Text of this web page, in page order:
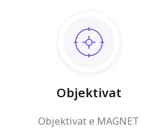
Objektivat
Objektivat e MAGNET